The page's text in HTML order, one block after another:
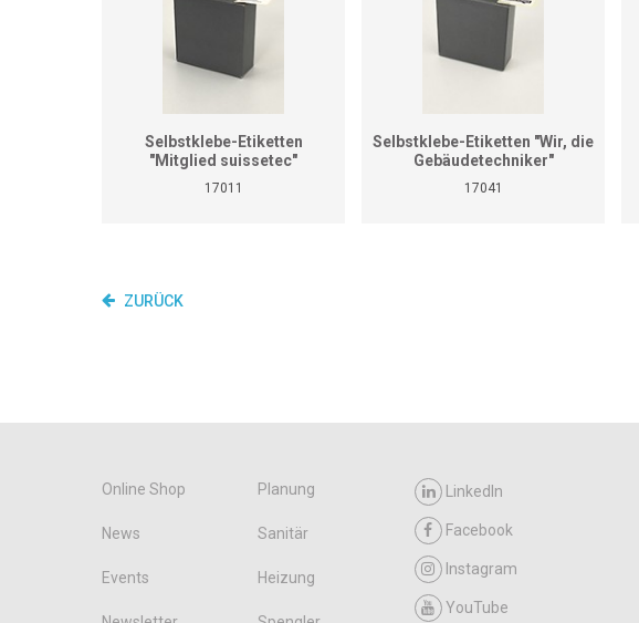
Selbstklebe-Etiketten
"Mitglied suissetec"
17011
Selbstklebe-Etiketten "Wir, die
Gebäudetechniker"
17041
ZURÜCK
Online Shop Planung
News Sanitär
Events Heizung
LinkedIn
Facebook
Instagram
YouTube